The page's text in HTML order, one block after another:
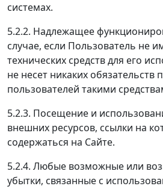
системах.
5.2.2. Надлежащее
случае, если Пользователь не
технических средств для его
не несет никаких
пользователей такими
5.2.3. Посещение и
внешних ресурсов, ссылки на
содержаться на Сайте.
5.2.4. Любые возможные или
убытки, связанные с